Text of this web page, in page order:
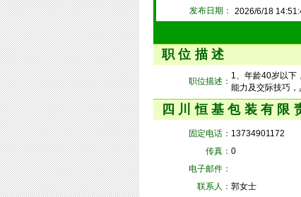
发布日期：
2026/6/18
职位描述
职位描述：
1、年龄40岁以下
能力及交际技巧，
四川恒基包装有限
固定电话： 13734901172
传真： 0
电子邮件：
联系人： 郭女士